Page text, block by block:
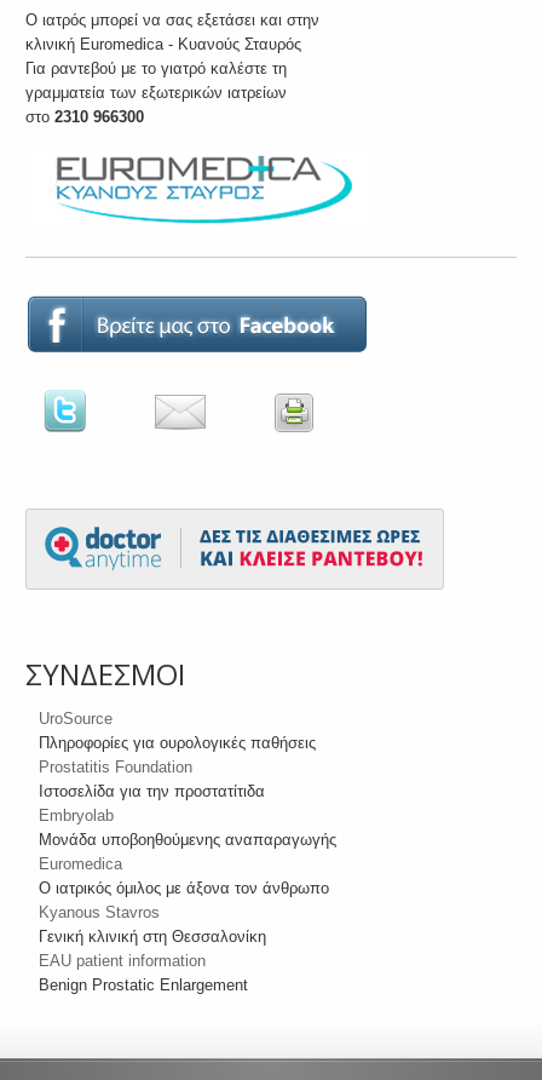
O ιατρός μπορεί να σας εξετάσει και στην
κλινική Euromedica - Κυανούς Σταυρός
Για ραντεβού με το γιατρό καλέστε τη
γραμματεία των εξωτερικών ιατρείων
στο2310 966300
ΣΥΝΔΕΣΜΟΙ
UroSource
Πληροφορίες για ουρολογικές παθήσεις
Prostatitis Foundation
Ιστοσελίδα για την προστατίτιδα
Embryolab
Μονάδα υποβοηθούμενης αναπαραγωγής
Euromedica
Ο ιατρικός όμιλος με άξονα τον άνθρωπο
Kyanous Stavros
Γενική κλινική στη Θεσσαλονίκη
EAU patient information
Benign Prostatic Enlargement